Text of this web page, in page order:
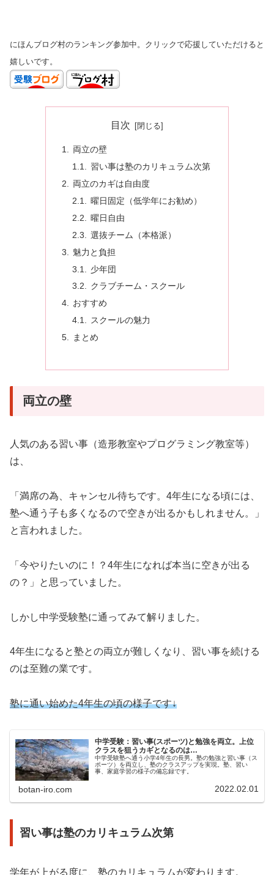
にほんブログ村のランキング参加中。クリックで応援していただけると
嬉しいです。
目次
両立の壁
習い事は塾のカリキュラム次第
両立のカギは自由度
曜日固定（低学年にお勧め）
曜日自由
選抜チーム（本格派）
魅力と負担
少年団
クラブチーム・スクール
おすすめ
スクールの魅力
まとめ
両立の壁
人気のある習い事（造形教室やプログラミング教室等）
は、
「満席の為、キャンセル待ちです。4年生になる頃には、
塾へ通う子も多くなるので空きが出るかもしれません。」
と言われました。
「今やりたいのに！？4年生になれば本当に空きが出る
の？」と思っていました。
しかし中学受験塾に通ってみて解りました。
4年生になると塾との両立が難しくなり、習い事を続ける
のは至難の業です。
塾に通い始めた4年生の頃の様子です↓
中学受験：習い事(スポーツ)と勉強を両立。上位
クラスを狙うカギとなるのは…
中学受験塾へ通う小学4年生の長男。塾の勉強と習い事（ス
ポーツ）を両立し、塾のクラスアップを実現。塾、習い
事、家庭学習の様子の備忘録です。
botan-iro.com 2022.02.01
習い事は塾のカリキュラム次第
学年が上がる度に、塾のカリキュラムが変わります。